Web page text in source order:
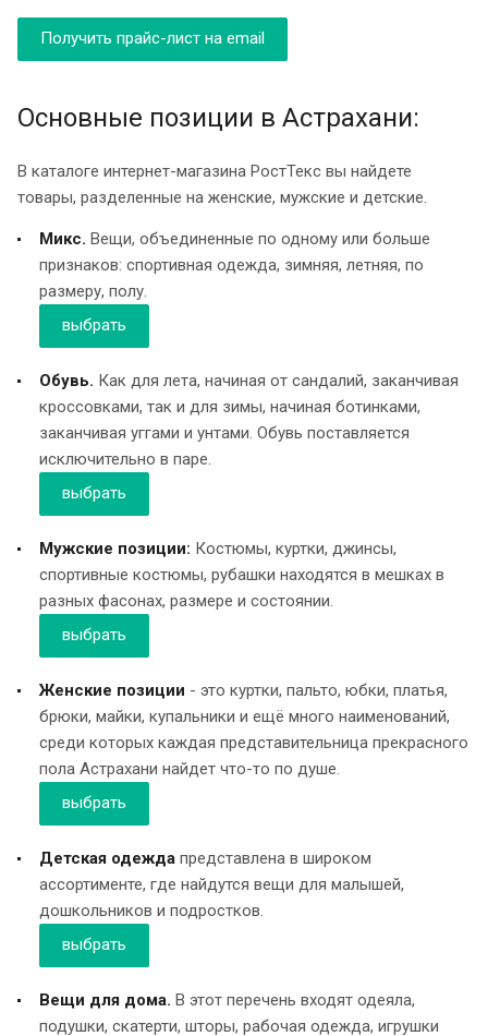
Получить прайс-лист на email
Основные позиции в Астрахани:
В каталоге интернет-магазина РостТекс вы найдете
товары, разделенные на женские, мужские и детские.
Микс. Вещи, объединенные по одному или больше
признаков: спортивная одежда, зимняя, летняя, по
размеру, полу.
выбрать
Обувь. Как для лета, начиная от сандалий, заканчивая
кроссовками, так и для зимы, начиная ботинками,
заканчивая уггами и унтами. Обувь поставляется
исключительно в паре.
выбрать
Мужские позиции: Костюмы, куртки, джинсы,
спортивные костюмы, рубашки находятся в мешках в
разных фасонах, размере и состоянии.
выбрать
Женские позиции - это куртки, пальто, юбки, платья,
брюки, майки, купальники и ещё много наименований,
среди которых каждая представительница прекрасного
пола Астрахани найдет что-то по душе.
выбрать
Детская одежда представлена в широком
ассортименте, где найдутся вещи для малышей,
дошкольников и подростков.
выбрать
Вещи для дома. В этот перечень входят одеяла,
подушки, скатерти, шторы, рабочая одежда, игрушки